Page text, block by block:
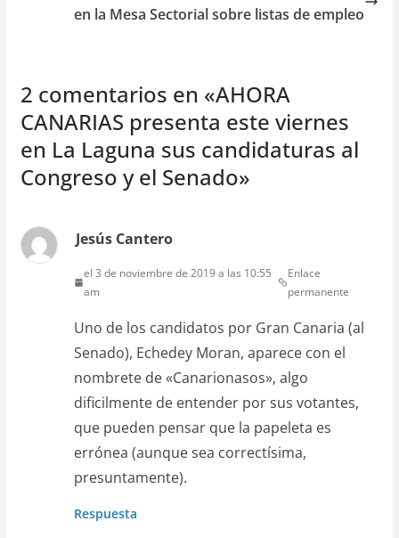
en la Mesa Sectorial sobre listas de empleo
2 comentarios en «AHORA
CANARIAS presenta este viernes
en La Laguna sus candidaturas al
Congreso y el Senado»
Jesús Cantero
el 3 de noviembre de 2019 a las 10:55
am
Enlace
permanente
Uno de los candidatos por Gran Canaria (al
Senado), Echedey Moran, aparece con el
nombrete de «Canarionasos», algo
dificilmente de entender por sus votantes,
que pueden pensar que la papeleta es
errónea (aunque sea correctísima,
presuntamente).
Respuesta